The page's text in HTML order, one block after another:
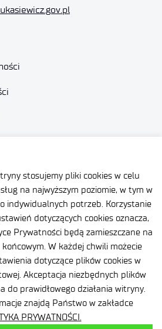
stosujemy pliki cookies w celu
na najwyższym poziomie, w tym w
indywidualnych potrzeb. Korzystanie
dotyczących cookies oznacza,
Prywatności będą zamieszczane na
W każdej chwili możecie
dotyczące plików cookies w
Akceptacja niezbędnych plików
do prawidłowego działania witryny.
znajdą Państwo w zakładce
PRYWATNOŚCI.